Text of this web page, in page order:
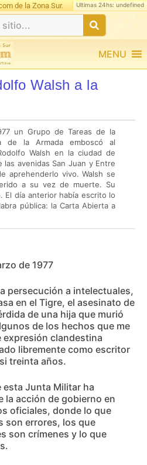
de la Zona Sur. Ultimas 24hs: undefined
MENU
Walsh a la
un Grupo de Tareas de la
de la Armada emboscó al
Walsh en la ciudad de
las avenidas San Juan y Entre
aprehenderlo vivo. Walsh se
a su vez de muerte. Su
El día anterior había escrito lo
pública: la Carta Abierta a
de 1977
persecución a intelectuales,
en el Tigre, el asesinato de
de una hija que murió
de los hechos que me
expresión clandestina
libremente como escritor
treinta años.
esta Junta Militar ha
la acción de gobierno en
oficiales, donde lo que
son errores, los que
son crímenes y lo que